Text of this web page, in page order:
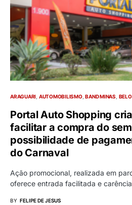
ARAGUARI AUTOMOBILISMO BAND MINAS
Portal Auto Shopping
facilitar a compra do
possibilidade de
do Carnaval
Ação promocional, realizada em
oferece entrada facilitada e
BY FELIPE DE JESUS